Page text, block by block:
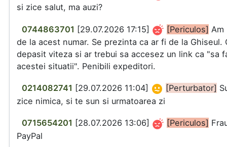
si zice salut, ma auzi?
0744863701 [29.07.2026 17:15] [Periculos] Am
de la acest numar. Se prezinta ca ar fi de la Ghiseul.
depasit viteza si ar trebui sa accesez un link ca "sa
acestei situatii". Penibili expeditori.
0214082741 [29.07.2026 11:04] [Perturbator]
zice nimica, si te sun si urmatoarea zi
0715654201 [28.07.2026 13:06] [Periculos]
PayPal